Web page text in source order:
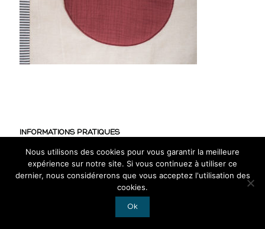
INFORMATIONS PRATIQUES
CGV
Mentions légales
Nous utilisons des cookies pour vous garantir la meilleure
expérience sur notre site. Si vous continuez à utiliser ce
dernier, nous considérerons que vous acceptez l'utilisation des
cookies.
Ok